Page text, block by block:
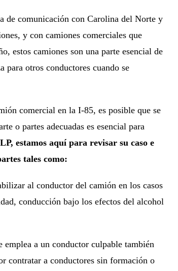
de comunicación con Carolina del Norte y
y con camiones comerciales que
estos camiones son una parte esencial de
para otros conductores cuando se
comercial en la I-85, es posible que se
o partes adecuadas es esencial para
estamos aquí para revisar su caso e
tales como:
al conductor del camión en los casos
conducción bajo los efectos del alcohol
emplea a un conductor culpable también
contratar a conductores sin formación o